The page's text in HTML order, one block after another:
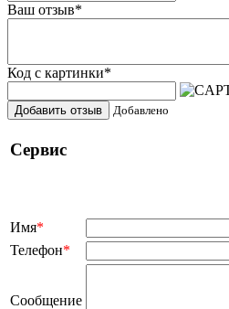
Ваш отзыв*
Код с картинки*
Добавить отзыв Добавлено
Сервис
Имя*
Телефон*
Сообщение